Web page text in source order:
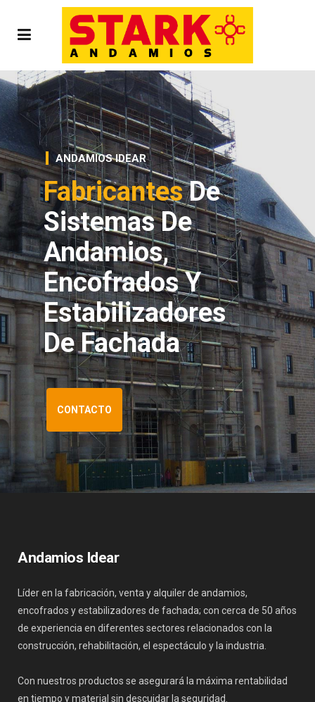
ANDAMIOS IDEAR
FabricantesDe
Sistemas De
Andamios,
Encofrados Y
Estabilizadores
De Fachada
CONTACTO
Andamios Idear
Líder en la fabricación, venta y alquiler de andamios,
encofrados y estabilizadores de fachada; con cerca de 50 años
de experiencia en diferentes sectores relacionados con la
construcción, rehabilitación, el espectáculo y la industria.
Con nuestros productos se asegurará la máxima rentabilidad
en tiempo y material sin descuidar la seguridad.